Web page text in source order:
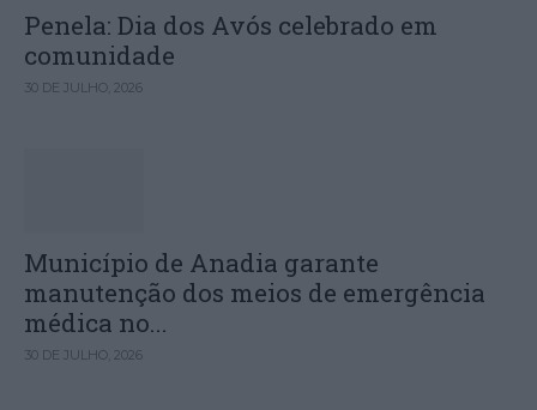
Penela: Dia dos Avós celebrado em
comunidade
30 DE JULHO, 2026
Município de Anadia garante
manutenção dos meios de emergência
médica no...
30 DE JULHO, 2026